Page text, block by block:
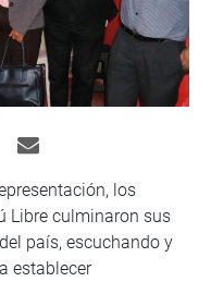
los
Libre culminaron sus
país, escuchando y
establecer